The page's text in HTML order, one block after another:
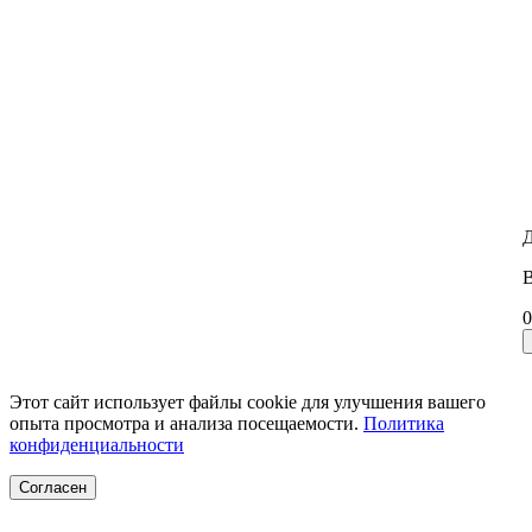
Этот сайт использует файлы cookie для улучшения вашего
опыта просмотра и анализа посещаемости. Политика
конфиденциальности
Согласен